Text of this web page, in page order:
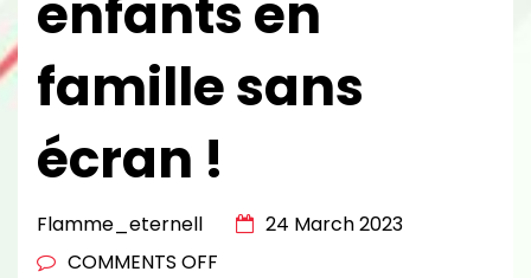
enfants en
famille sans
écran !
Flamme_eternell
24 March 2023
COMMENTS OFF